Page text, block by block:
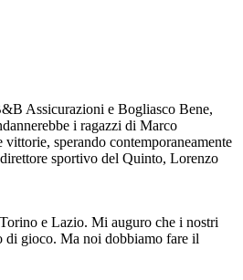
Assicurazioni e Bogliasco Bene,
i ragazzi di Marco
sperando contemporaneamente
sportivo del Quinto, Lorenzo
e Lazio. Mi auguro che i nostri
di gioco. Ma noi dobbiamo fare il